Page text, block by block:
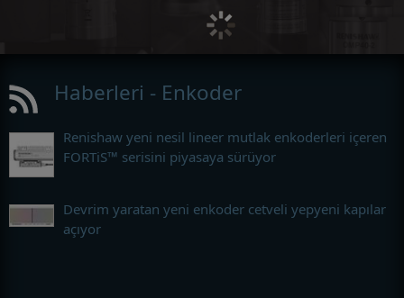
Haberleri - Enkoder
Renishaw yeni nesil lineer mutlak enkoderleri içeren
FORTiS™ serisini piyasaya sürüyor
Devrim yaratan yeni enkoder cetveli yepyeni kapılar
açıyor